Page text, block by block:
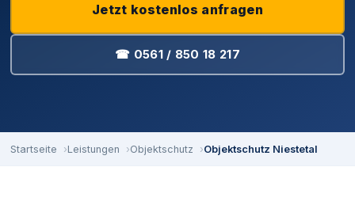
Jetzt kostenlos anfragen
☎ 0561 / 850 18 217
Startseite Leistungen Objektschutz Objektschutz Niestetal